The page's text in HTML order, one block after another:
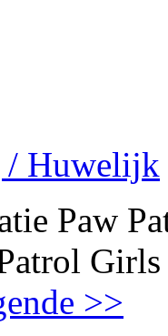
/ Huwelijk
Paw
Girls
>>